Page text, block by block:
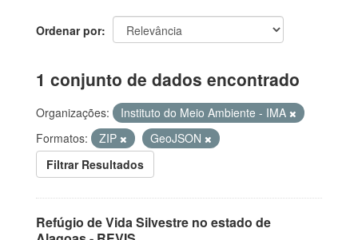
Ordenar por
1 conjunto de dados encontrado
Organizações:
Instituto do Meio Ambiente - IMA
Formatos:
ZIP
GeoJSON
Filtrar Resultados
Refúgio de Vida Silvestre no estado de